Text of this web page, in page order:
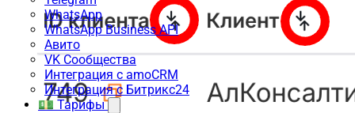
WhatsApp
WhatsApp Business API
Авито
VK Сообщества
Интеграция с amoCRM
Интеграция с Битрикс24
💵 Тарифы